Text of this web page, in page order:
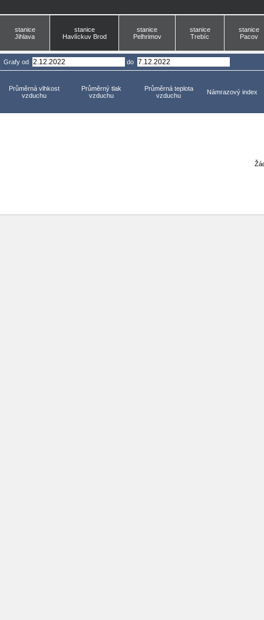
stanice
Jihlava
stanice
Havlíckuv Brod
stanice
Pelhrimov
stanice
Trebíc
stanice
Pacov
Grafy od do
Průměrná vlhkost
vzduchu
Průměrný tlak
vzduchu
Průměrná teplota
vzduchu
Námrazový index